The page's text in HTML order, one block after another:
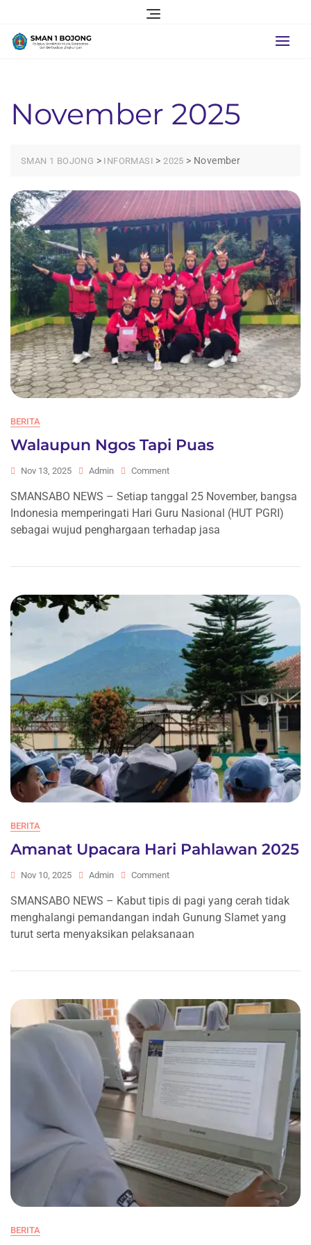
content
November 2025
SMAN 1 BOJONG > INFORMASI >2025 > November
BERITA
Walaupun Ngos Tapi Puas
Nov 13, 2025 Admin CommentOn
Ngos
Tapi
Puas
SMANSABO NEWS – Setiap tanggal 25 November, bangsa
Indonesia memperingati Hari Guru Nasional (HUT PGRI)
sebagai wujud penghargaan terhadap jasa
BERITA
Amanat Upacara Hari Pahlawan 2025
Nov 10, 2025 Admin CommentOn
Upacara
Hari
Pahlawan
SMANSABO NEWS – Kabut tipis di pagi yang cerah tidak
menghalangi pemandangan indah Gunung Slamet yang
turut serta menyaksikan pelaksanaan
BERITA